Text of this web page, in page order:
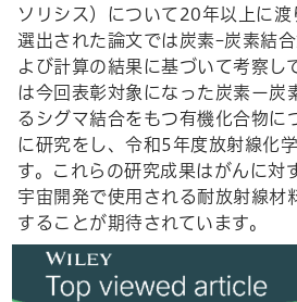
ソリシス）について20年以上に渡
選出された論文では炭素ｰ炭素結
よび計算の結果に基づいて考察し
は今回表彰対象になった炭素ー炭
るシグマ結合をもつ有機化合物に
に研究をし、令和5年度放射線化
す。これらの研究成果はがんに対
宇宙開発で使用される耐放射線材
することが期待されています。